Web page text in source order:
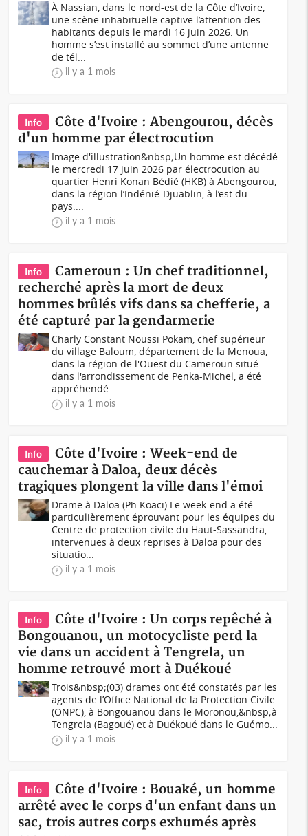
À Nassian, dans le nord-est de la Côte d’Ivoire,
une scène inhabituelle captive l’attention des
habitants depuis le mardi 16 juin 2026. Un
homme s’est installé au sommet d’une antenne
de tél...
il y a 1 mois
Info
Côte d'Ivoire : Abengourou, décès
d'un homme par électrocution
Image d'illustration&nbsp;Un homme est décédé
le mercredi 17 juin 2026 par électrocution au
quartier Henri Konan Bédié (HKB) à Abengourou,
dans la région l’Indénié-Djuablin, à l’est du
pays....
il y a 1 mois
Info
Cameroun : Un chef traditionnel,
recherché après la mort de deux
hommes brûlés vifs dans sa chefferie, a
été capturé par la gendarmerie
Charly Constant Noussi Pokam, chef supérieur
du village Baloum, département de la Menoua,
dans la région de l'Ouest du Cameroun situé
dans l'arrondissement de Penka-Michel, a été
appréhendé...
il y a 1 mois
Info
Côte d'Ivoire : Week-end de
cauchemar à Daloa, deux décès
tragiques plongent la ville dans l'émoi
Drame à Daloa (Ph Koaci) Le week-end a été
particulièrement éprouvant pour les équipes du
Centre de protection civile du Haut-Sassandra,
intervenues à deux reprises à Daloa pour des
situatio...
il y a 1 mois
Info
Côte d'Ivoire : Un corps repêché à
Bongouanou, un motocycliste perd la
vie dans un accident à Tengrela, un
homme retrouvé mort à Duékoué
Trois&nbsp;(03) drames ont été constatés par les
agents de l’Office National de la Protection Civile
(ONPC), à Bongouanou dans le Moronou,&nbsp;à
Tengrela (Bagoué) et à Duékoué dans le Guémo...
il y a 1 mois
Info
Côte d'Ivoire : Bouaké, un homme
arrêté avec le corps d'un enfant dans un
sac, trois autres corps exhumés après